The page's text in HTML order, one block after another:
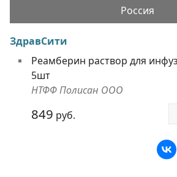
Россия
ЗдравСити
Реамберин раствор для
5шт
НТФФ Полисан ООО
849 руб.